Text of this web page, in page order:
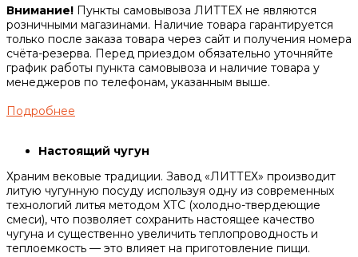
Внимание! Пункты самовывоза ЛИТТЕХ не являются
розничными магазинами. Наличие товара гарантируется
только после заказа товара через сайт и получения номера
счёта-резерва. Перед приездом обязательно уточняйте
график работы пункта самовывоза и наличие товара у
менеджеров по телефонам, указанным выше.
Подробнее
Настоящий чугун
Храним вековые традиции. Завод «ЛИТТЕХ» производит
литую чугунную посуду используя одну из современных
технологий литья методом ХТС (холодно-твердеющие
смеси), что позволяет сохранить настоящее качество
чугуна и существенно увеличить теплопроводность и
теплоемкость — это влияет на приготовление пищи.